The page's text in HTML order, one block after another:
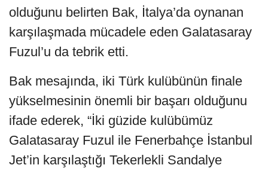
olduğunu belirten Bak, İtalya’da oynanan
karşılaşmada mücadele eden Galatasaray
Fuzul’u da tebrik etti.
Bak mesajında, iki Türk kulübünün finale
yükselmesinin önemli bir başarı olduğunu
ifade ederek, “İki güzide kulübümüz
Galatasaray Fuzul ile Fenerbahçe İstanbul
Jet’in karşılaştığı Tekerlekli Sandalye